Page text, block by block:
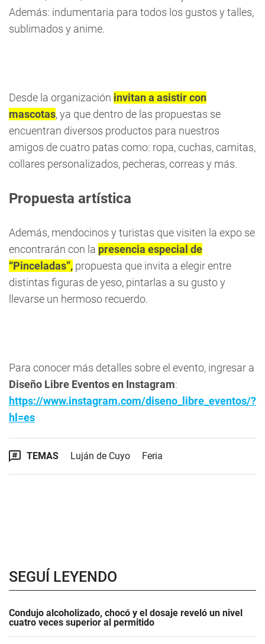
Además: indumentaria para todos los gustos y talles,
sublimados y anime.
Desde la organización invitan a asistir con
mascotas, ya que dentro de las propuestas se
encuentran diversos productos para nuestros
amigos de cuatro patas como: ropa, cuchas, camitas,
collares personalizados, pecheras, correas y más.
Propuesta artística
Además, mendocinos y turistas que visiten la expo se
encontrarán con la presencia especial de
“Pinceladas”, propuesta que invita a elegir entre
distintas figuras de yeso, pintarlas a su gusto y
llevarse un hermoso recuerdo.
Para conocer más detalles sobre el evento, ingresar a
Diseño Libre Eventos en Instagram:
https://www.instagram.com/diseno_libre_eventos/?
hl=es
TEMAS Luján de Cuyo Feria
SEGUÍ LEYENDO
Condujo alcoholizado, chocó y el dosaje reveló un nivel
cuatro veces superior al permitido